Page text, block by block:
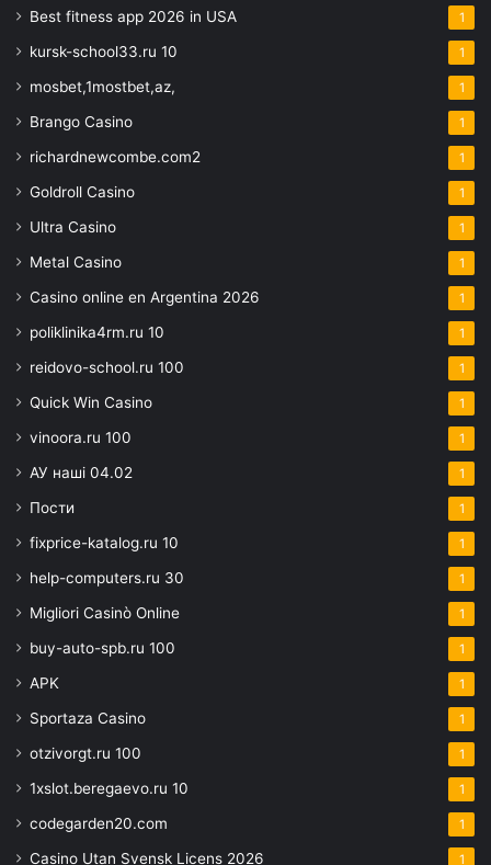
Best fitness app 2026 in USA 1
kursk-school33.ru 10 1
mosbet,1mostbet,az, 1
Brango Casino 1
richardnewcombe.com2 1
Goldroll Casino 1
Ultra Casino 1
Metal Casino 1
Casino online en Argentina 2026 1
poliklinika4rm.ru 10 1
reidovo-school.ru 100 1
Quick Win Casino 1
vinoora.ru 100 1
АУ наші 04.02 1
Пости 1
fixprice-katalog.ru 10 1
help-computers.ru 30 1
Migliori Casinò Online 1
buy-auto-spb.ru 100 1
APK 1
Sportaza Casino 1
otzivorgt.ru 100 1
1xslot.beregaevo.ru 10 1
codegarden20.com 1
Casino Utan Svensk Licens 2026 1